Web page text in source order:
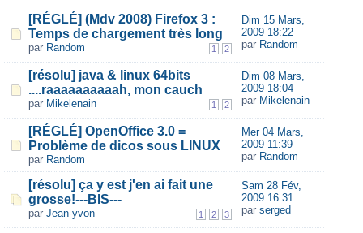
[RÉGLÉ] (Mdv 2008) Firefox 3 :
Temps de chargement très long
1 2
par Random
Dim 15 Mars,
2009 18:22
par Random
[résolu] java & linux 64bits
....raaaaaaaaaah, mon cauch
1 2
par Mikelenain
Dim 08 Mars,
2009 18:04
par Mikelenain
[RÉGLÉ] OpenOffice 3.0 =
Problème de dicos sous LINUX
par Random
Mer 04 Mars,
2009 11:39
par Random
[résolu] ça y est j'en ai fait une
grosse!---BIS---
1 2 3
par Jean-yvon
Sam 28 Fév,
2009 16:31
par serged